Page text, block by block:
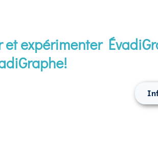
et expérimenter